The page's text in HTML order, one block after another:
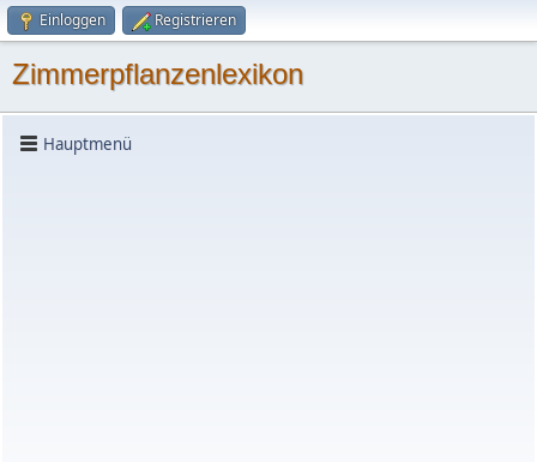
Einloggen Registrieren
Zimmerpflanzenlexikon
Hauptmenü